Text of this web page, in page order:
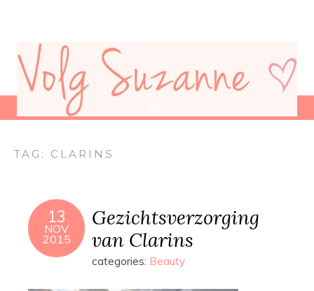
TAG: CLARINS
13
NOV
2015
Gezichtsverzorging
van Clarins
categories: Beauty